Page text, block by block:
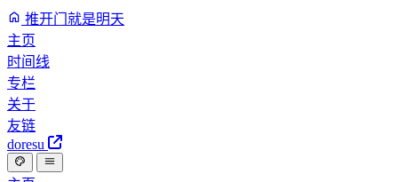
推开门就是明天
主页
时间线
专栏
关于
友链
doresu